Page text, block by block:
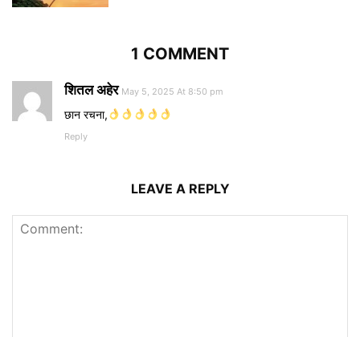
1 COMMENT
शितल अहेर May 5, 2025 At 8:50 pm
छान रचना,
Reply
LEAVE A REPLY